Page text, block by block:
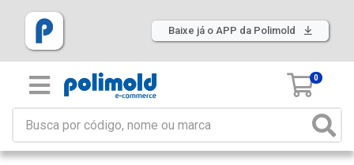
Baixe já o APP da Polimold
0